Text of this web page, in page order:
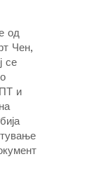
од
Чен,
се
и